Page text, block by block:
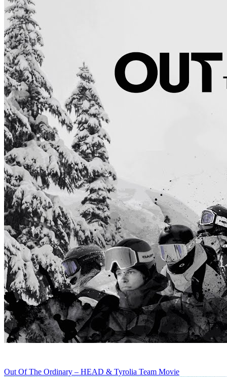
Out Of The Ordinary – HEAD & Tyrolia Team Movie